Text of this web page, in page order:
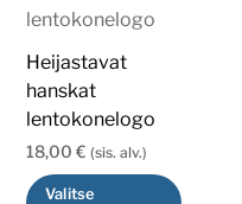
Heijastavat
hanskat
lentokonelogo
18,00€ (sis. alv.)
Valitse